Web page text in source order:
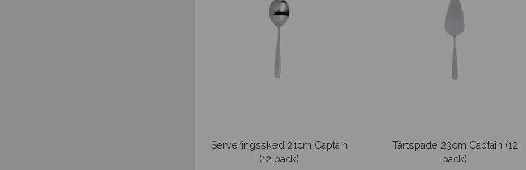
Serveringssked 21cm Captain
(12 pack)
Tårtspade 23cm Captain (12
pack)